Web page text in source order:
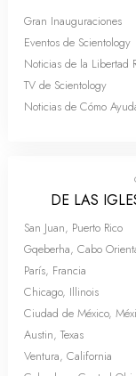
Gran Inauguraciones
Eventos de Scientology
Noticias de la Libertad
TV de Scientology
Noticias de Cómo
DE LAS
San Juan, Puerto Rico
Gqeberha, Cabo
París, Francia
Chicago, Illinois
Ciudad de México,
Austin, Texas
Ventura, California